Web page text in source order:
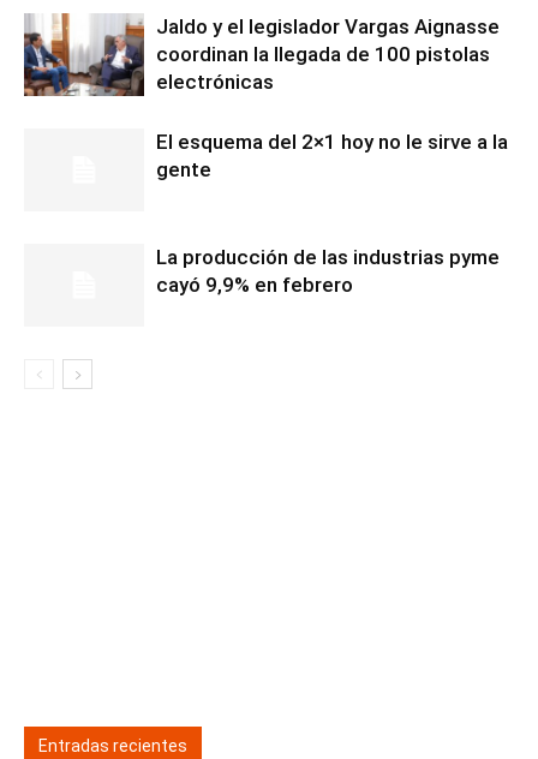
Jaldo y el legislador Vargas Aignasse
coordinan la llegada de 100 pistolas
electrónicas
El esquema del 2×1 hoy no le sirve a la
gente
La producción de las industrias pyme
cayó 9,9% en febrero
Entradas recientes